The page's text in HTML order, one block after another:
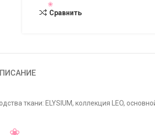
Сравнить
ткани: ELYSIUM, коллекция LEO,